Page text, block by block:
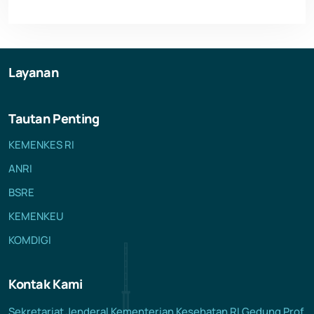
Layanan
Tautan Penting
KEMENKES RI
ANRI
BSRE
KEMENKEU
KOMDIGI
Kontak Kami